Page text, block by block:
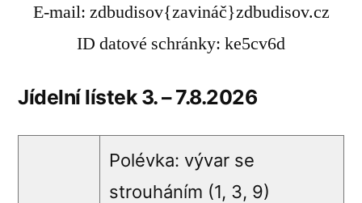
E-mail: zdbudisov{zavináč}zdbudisov.cz
ID datové schránky: ke5cv6d
Jídelní lístek 3. – 7.8.2026
Polévka: vývar se
strouháním (1, 3, 9)